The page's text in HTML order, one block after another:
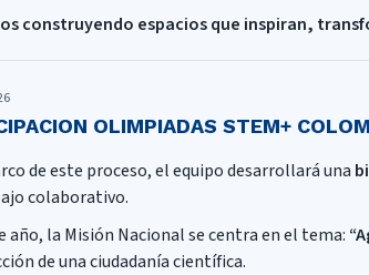
construyendo espacios que inspiran,
OLIMPIADAS STEM+
de este proceso, el equipo desarrollará una
colaborativo.
año, la Misión Nacional se centra en el tema:
de una ciudadanía científica.